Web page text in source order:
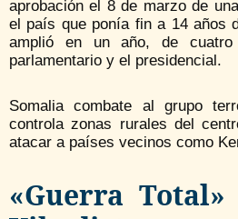
aprobación el 8 de marzo de
el país que ponía fin a 14 años
amplió en un año, de
parlamentario y el presidencial.
Somalia combate al grupo
controla zonas rurales del
atacar a países vecinos como
«Guerra